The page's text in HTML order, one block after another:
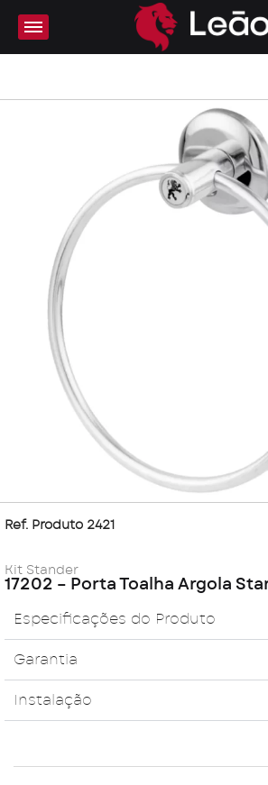
Ref. Produto 2421
Kit Stander
17202 – Porta Toalha Argola
Especificações do Produto
Garantia
Instalação